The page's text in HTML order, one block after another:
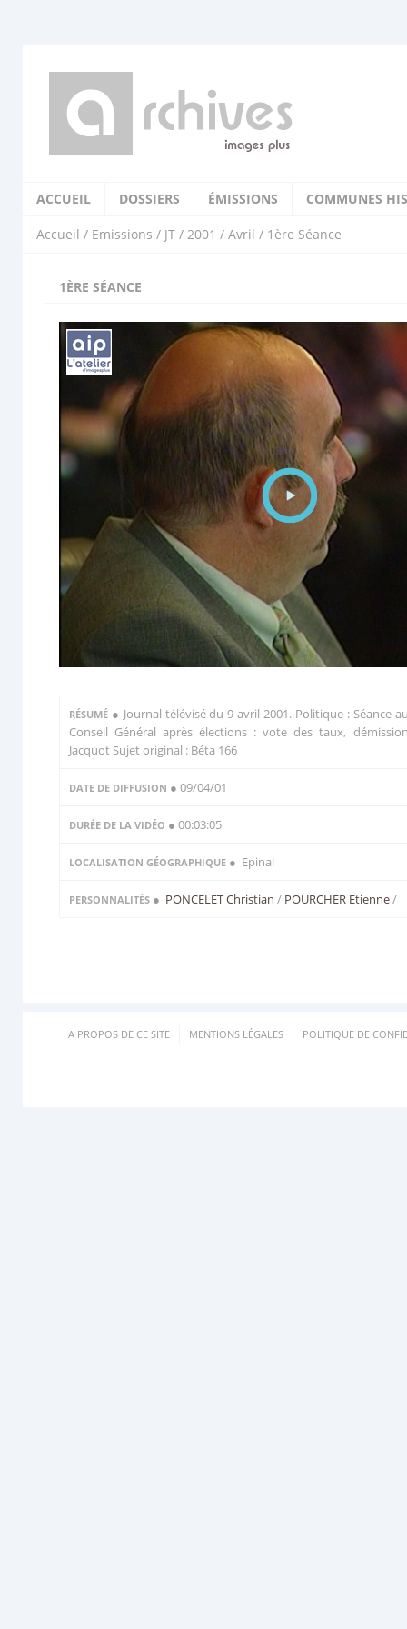
ACCUEIL DOSSIERS ÉMISSIONS COMMUNES
Accueil / Emissions / JT / 2001 / Avril / 1ère Séance
1ÈRE SÉANCE
RÉSUMÉ ● Journal télévisé du 9 avril 2001. Politique : Séance
Conseil Général après élections : vote des taux,
Jacquot Sujet original : Béta 166
DATE DE DIFFUSION ● 09/04/01
DURÉE DE LA VIDÉO ● 00:03:05
LOCALISATION GÉOGRAPHIQUE ● Epinal
PERSONNALITÉS ● PONCELET Christian / POURCHER Etienne/
A PROPOS DE CE SITE MENTIONS LÉGALES POLITIQUE DE